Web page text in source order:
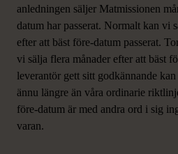
anledningen säljer Matmissionen
datum har passerat. Normalt kan vi
efter att bäst före-datum passerat.
vi sälja flera månader efter att bäst
leverantör gett sitt godkännande
ännu längre än våra ordinarie
före-datum är med andra ord i sig
varan.